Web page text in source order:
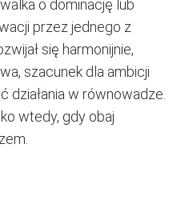
o dominację lub
przez jednego z
się harmonijnie,
szacunek dla ambicji
działania w równowadze.
wtedy, gdy obaj